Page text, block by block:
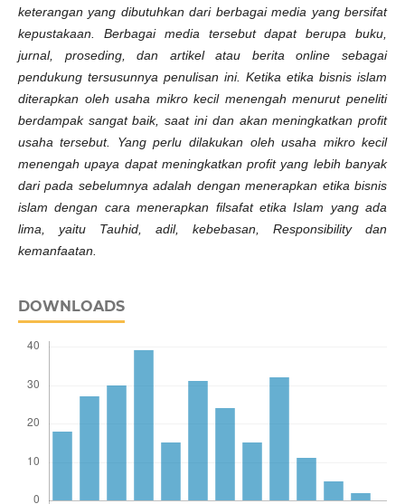
keterangan yang dibutuhkan dari berbagai media yang bersifat
kepustakaan. Berbagai media tersebut dapat berupa buku,
jurnal, proseding, dan artikel atau berita online sebagai
pendukung tersusunnya penulisan ini. Ketika etika bisnis islam
diterapkan oleh usaha mikro kecil menengah menurut peneliti
berdampak sangat baik, saat ini dan akan meningkatkan profit
usaha tersebut. Yang perlu dilakukan oleh usaha mikro kecil
menengah upaya dapat meningkatkan profit yang lebih banyak
dari pada sebelumnya adalah dengan menerapkan etika bisnis
islam dengan cara menerapkan filsafat etika Islam yang ada
lima, yaitu Tauhid, adil, kebebasan, Responsibility dan
kemanfaatan.
DOWNLOADS